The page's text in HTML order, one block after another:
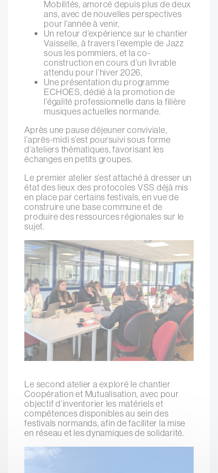
Mobilités, amorcé depuis plus de deux
ans, avec de nouvelles perspectives
pour l’année à venir,
Un retour d’expérience sur le chantier
Vaisselle, à travers l’exemple de Jazz
sous les pommiers, et la co-
construction en cours d’un livrable
attendu pour l’hiver 2026,
Une présentation du programme
ECHOES, dédié à la promotion de
l’égalité professionnelle dans la filière
musiques actuelles normande.
Après une pause déjeuner conviviale,
l’après-midi s’est poursuivi sous forme
d’ateliers thématiques, favorisant les
échanges en petits groupes.
Le premier atelier s’est attaché à dresser un
état des lieux des protocoles VSS déjà mis
en place par certains festivals, en vue de
construire une base commune et de
produire des ressources régionales sur le
sujet.
Le second atelier a exploré le chantier
Coopération et Mutualisation, avec pour
objectif d’inventorier les matériels et
compétences disponibles au sein des
festivals normands, afin de faciliter la mise
en réseau et les dynamiques de solidarité.